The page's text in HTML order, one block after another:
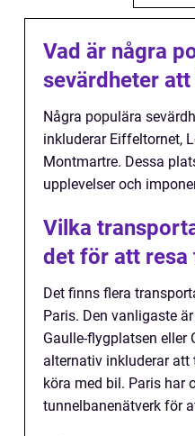
Vad är några
sevärdheter
Några populära
inkluderar Eiffeltornet,
Montmartre. Dessa
upplevelser och
Vilka
det för att resa
Det finns flera
Paris. Den vanligaste
Gaulle-flygplatsen eller
alternativ inkluderar
köra med bil. Paris har
tunnelbanenätverk för